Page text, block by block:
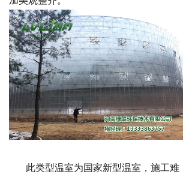
此类型温室为国家新型温室，施工难